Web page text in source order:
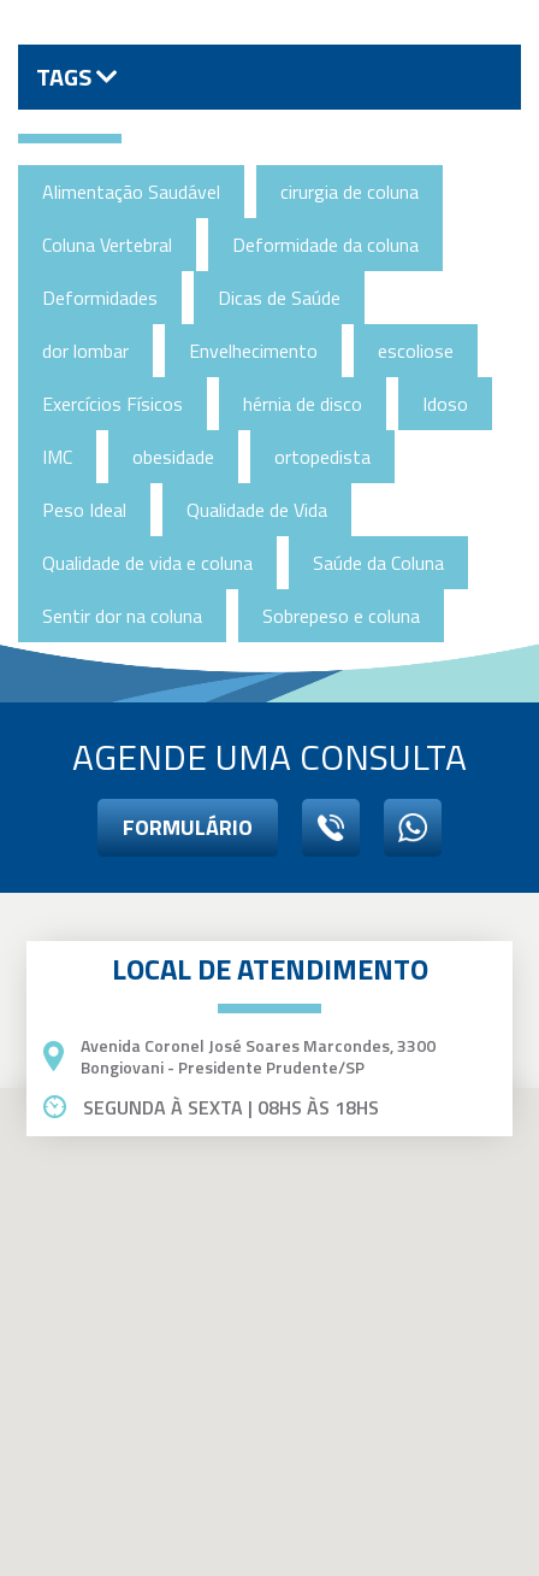
TAGS
Alimentação Saudável
cirurgia de coluna
Coluna Vertebral
Deformidade da coluna
Deformidades
Dicas de Saúde
dor lombar
Envelhecimento
escoliose
Exercícios Físicos
hérnia de disco
Idoso
IMC
obesidade
ortopedista
Peso Ideal
Qualidade de Vida
Qualidade de vida e coluna
Saúde da Coluna
Sentir dor na coluna
Sobrepeso e coluna
AGENDE UMA CONSULTA
FORMULÁRIO
LOCAL DE ATENDIMENTO
Avenida Coronel José Soares Marcondes, 3300
Bongiovani - Presidente Prudente/SP
SEGUNDA À SEXTA | 08HS ÀS 18HS